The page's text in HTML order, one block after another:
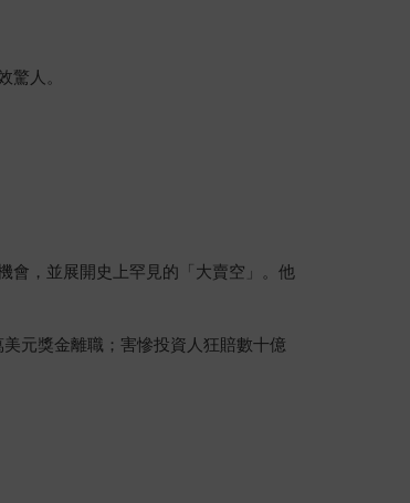
驚人。
會，並展開史上罕見的「大賣空」。他
元獎金離職；害慘投資人狂賠數十億